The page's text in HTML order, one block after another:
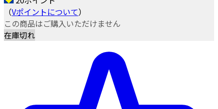
（Vポイントについて）
この商品はご購入いただけません
在庫切れ